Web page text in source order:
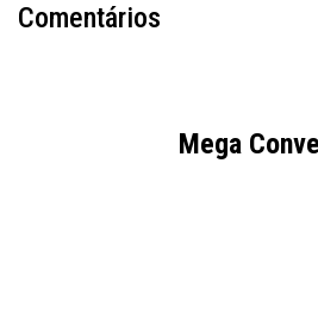
Comentários
Mega